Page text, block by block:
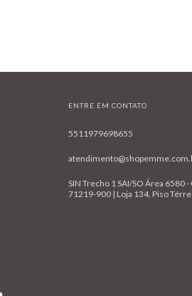
ENTRE EM CONTATO
5511979698655
SIN Trecho 1 SAI/SO Área 6580 -
71219-900 | Loja 134, Piso